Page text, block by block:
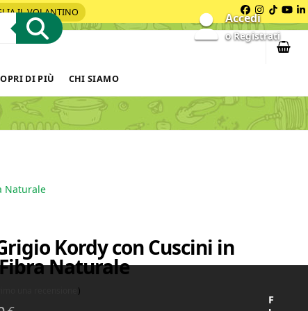
IL VOLANTINO Facebook
Instagram
Tiktok
Accedi
o Registrati
DI PIÙ CHI SIAMO
Naturale
Kordy con Cuscini in
Naturale
)
F